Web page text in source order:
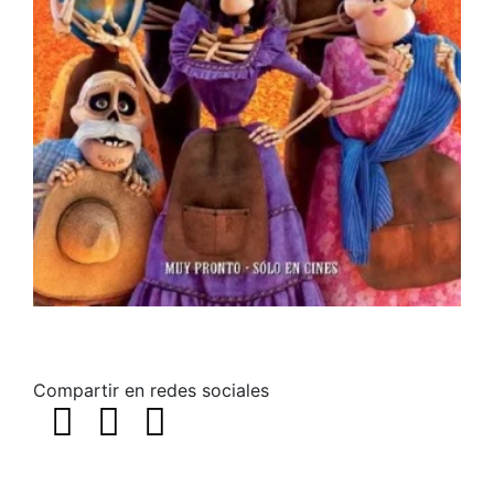
Compartir en redes sociales